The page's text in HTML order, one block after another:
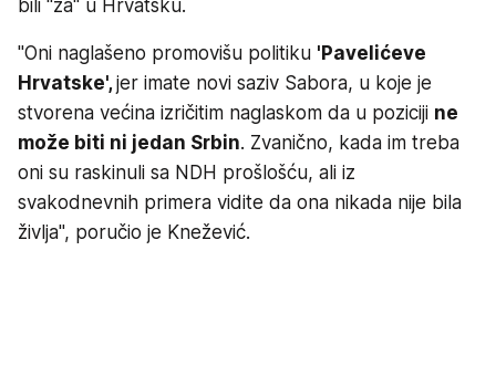
bili "za" u Hrvatsku.
"Oni naglašeno promovišu politiku 'Pavelićeve
Hrvatske',jer imate novi saziv Sabora, u koje je
stvorena većina izričitim naglaskom da u poziciji ne
može biti ni jedan Srbin. Zvanično, kada im treba
oni su raskinuli sa NDH prošlošću, ali iz
svakodnevnih primera vidite da ona nikada nije bila
življa", poručio je Knežević.